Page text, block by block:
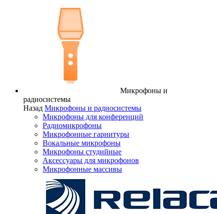
Микрофоны и
радиосистемы
Назад Микрофоны и радиосистемы
Микрофоны для конференций
Радиомикрофоны
Микрофонные гарнитуры
Вокальные микрофоны
Микрофоны студийные
Аксессуары для микрофонов
Микрофонные массивы